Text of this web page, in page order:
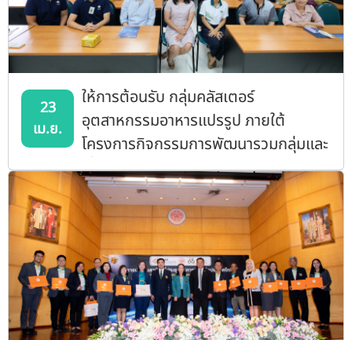
23
เม.ย.
ให้การต้อนรับ กลุ่มคลัสเตอร์
อุตสาหกรรมอาหารแปรรูป ภายใต้
โครงการกิจกรรมการพัฒนารวมกลุ่มและ
เชื่อมโยงอุตสาหกรรม เข้าการศึกษาดูงาน
สถาบันฯ